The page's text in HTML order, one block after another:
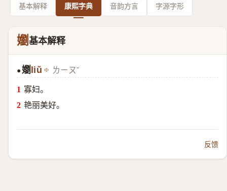
基本解释 康熙字典 音韵方言 字源字形
嬼基本解释
●嬼 liǔ ㄌㄧㄡˇ
寡妇。
艳丽美好。
反馈